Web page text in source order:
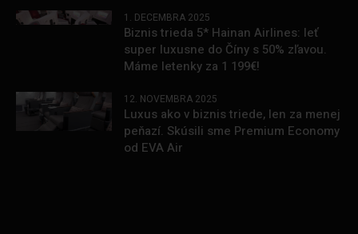
1. DECEMBRA 2025
Biznis trieda 5* Hainan Airlines: leť
super luxusne do Číny s 50% zľavou.
Máme letenky za 1 199€!
12. NOVEMBRA 2025
Luxus ako v biznis triede, len za menej
peňazí. Skúsili sme Premium Economy
od EVA Air